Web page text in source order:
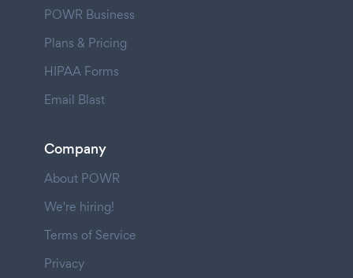
POWR Business
Plans & Pricing
HIPAA Forms
Email Blast
Company
About POWR
We're hiring!
Terms of Service
Privacy